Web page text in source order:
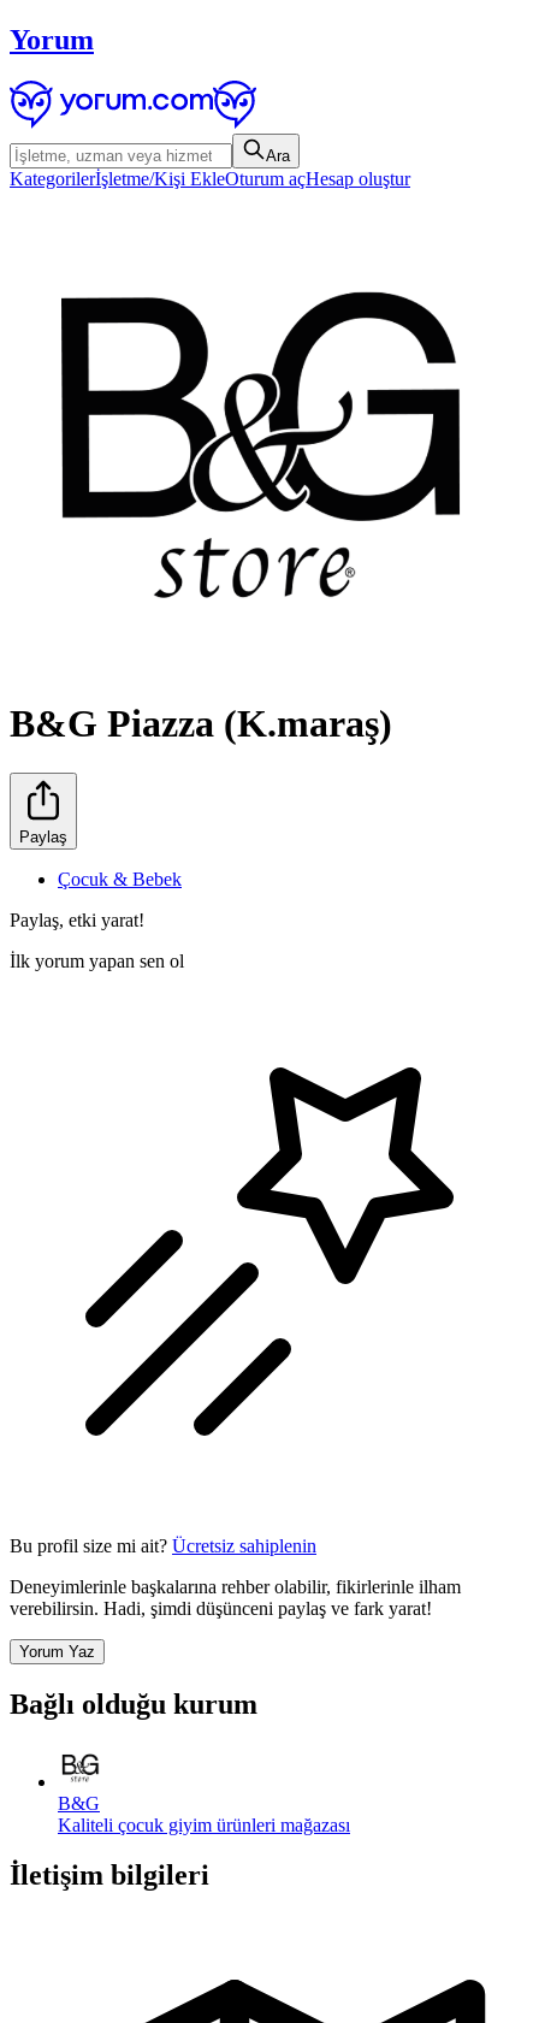
Yorum
Ara
Kategorilerİşletme/Kişi EkleOturum açHesap oluştur
B&G Piazza (K.maraş)
Paylaş
Çocuk & Bebek
Paylaş, etki yarat!
İlk yorum yapan sen ol
Bu profil size mi ait? Ücretsiz sahiplenin
Deneyimlerinle başkalarına rehber olabilir, fikirlerinle ilham
verebilirsin. Hadi, şimdi düşünceni paylaş ve fark yarat!
Yorum Yaz
Bağlı olduğu kurum
B&G
Kaliteli çocuk giyim ürünleri mağazası
İletişim bilgileri